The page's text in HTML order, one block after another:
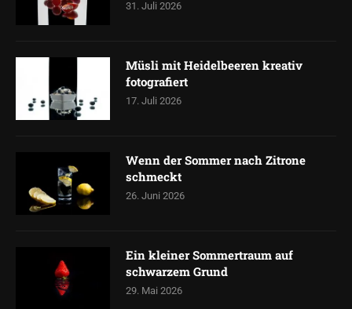
31. Juli 2026
Müsli mit Heidelbeeren kreativ
fotografiert
17. Juli 2026
Wenn der Sommer nach Zitrone
schmeckt
26. Juni 2026
Ein kleiner Sommertraum auf
schwarzem Grund
29. Mai 2026